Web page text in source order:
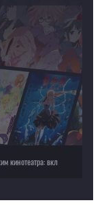
плеер!
кинотеатра:вкл